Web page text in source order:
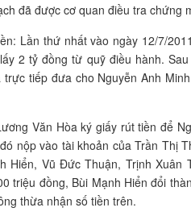
đã được cơ quan điều tra chứng
Lần thứ nhất vào ngày 12/7/
2 tỷ đồng từ quỹ điều hành.
tiếp đưa cho Nguyễn Anh
Văn Hòa ký giấy rút tiền để
nộp vào tài khoản của Trần Thị
Hiển, Vũ Đức Thuận, Trịnh Xuân
triệu đồng, Bùi Mạnh Hiển đổi
thừa nhận số tiền trên.